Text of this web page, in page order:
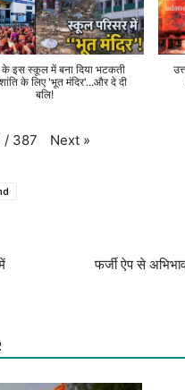
के इस स्कूल में बना दिया भटकती
के लिए 'भूत मंदिर'...और दे दी
बलि!
/ 387 Next »
फर्जी ऐप से